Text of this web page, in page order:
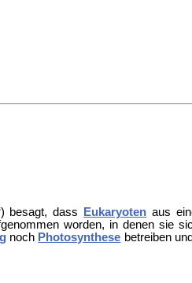
besagt, dass Eukaryoten aus
worden, in denen sie
noch Photosynthese betreiben